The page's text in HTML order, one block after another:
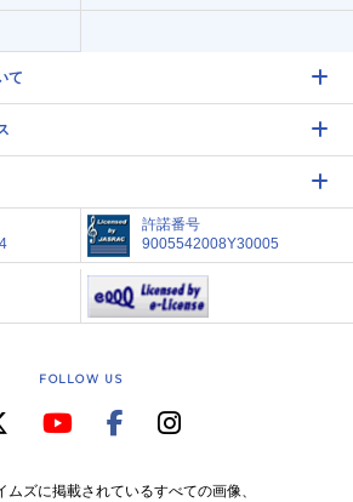
て
許諾番号
9005542008Y30005
FOLLOW US
ムズに掲載されているすべての画像、